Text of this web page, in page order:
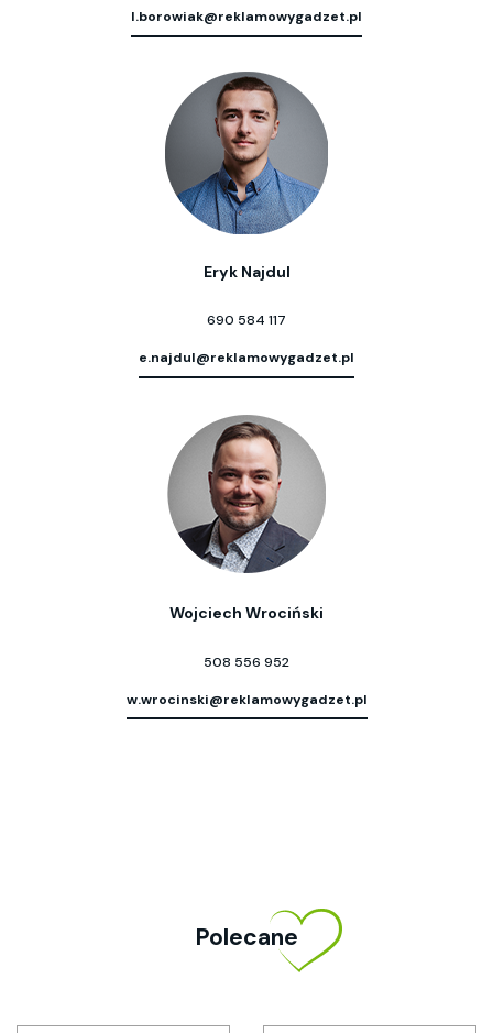
l.borowiak@reklamowygadzet.pl
Eryk Najdul
690 584 117
e.najdul@reklamowygadzet.pl
Wojciech Wrociński
508 556 952
w.wrocinski@reklamowygadzet.pl
Polecane